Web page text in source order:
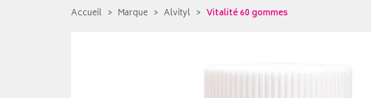
Accueil Marque Alvityl Vitalité 60 gommes